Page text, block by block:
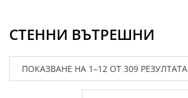
СТЕННИ ВЪТРЕШНИ
ПОКАЗВАНЕ НА 1–12 ОТ 309 РЕЗУЛТАТА